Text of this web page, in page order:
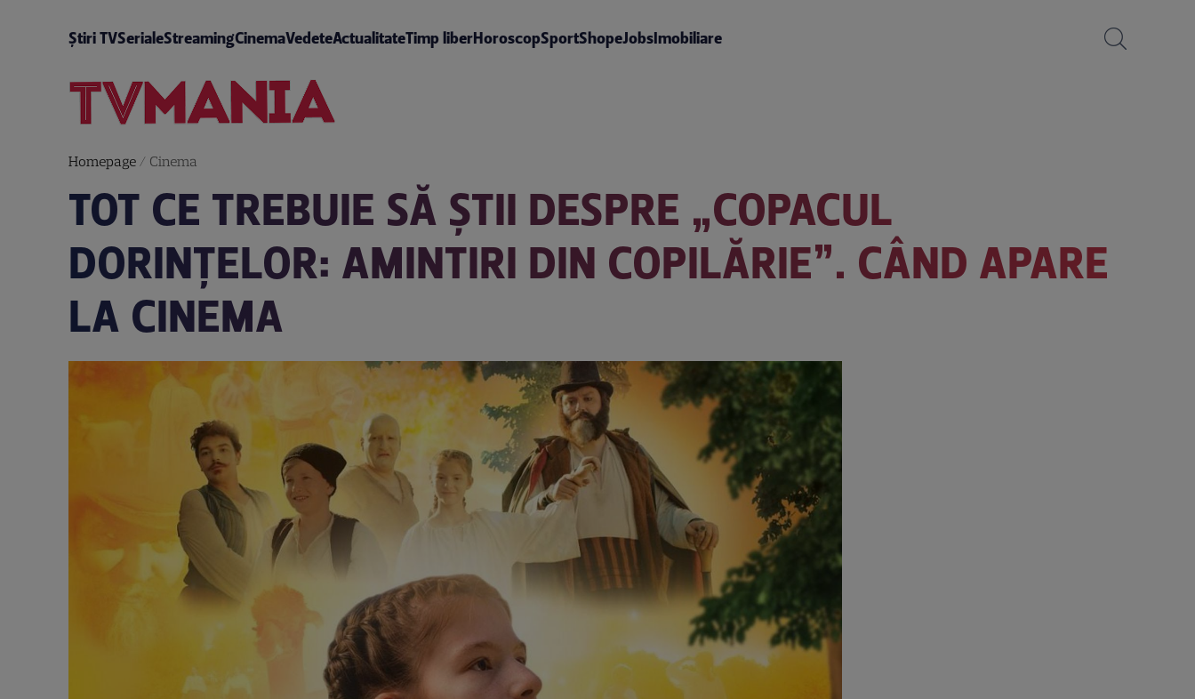
Știri TVSerialeStreamingCinemaVedeteActualitateTimp liberHoroscopSportShopeJobsImobiliare
Homepage/ Cinema
TOT CE TREBUIE SĂ ȘTII DESPRE „COPACUL
DORINȚELOR: AMINTIRI DIN COPILĂRIE”. CÂND APARE
LA CINEMA